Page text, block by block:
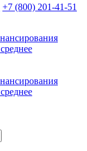
+7 (800) 201-41-51